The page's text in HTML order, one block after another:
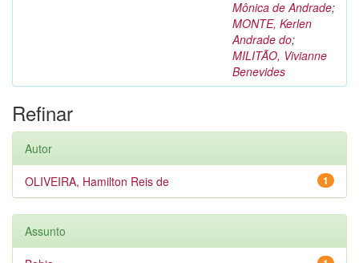
Mônica de Andrade;
MONTE, Kerlen
Andrade do;
MILITÃO, Vivianne
Benevides
Refinar
Autor
1
OLIVEIRA, Hamilton Reis de
Assunto